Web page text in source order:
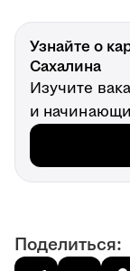
Узнайте о
Сахалина
Изучите
и
Поделиться: